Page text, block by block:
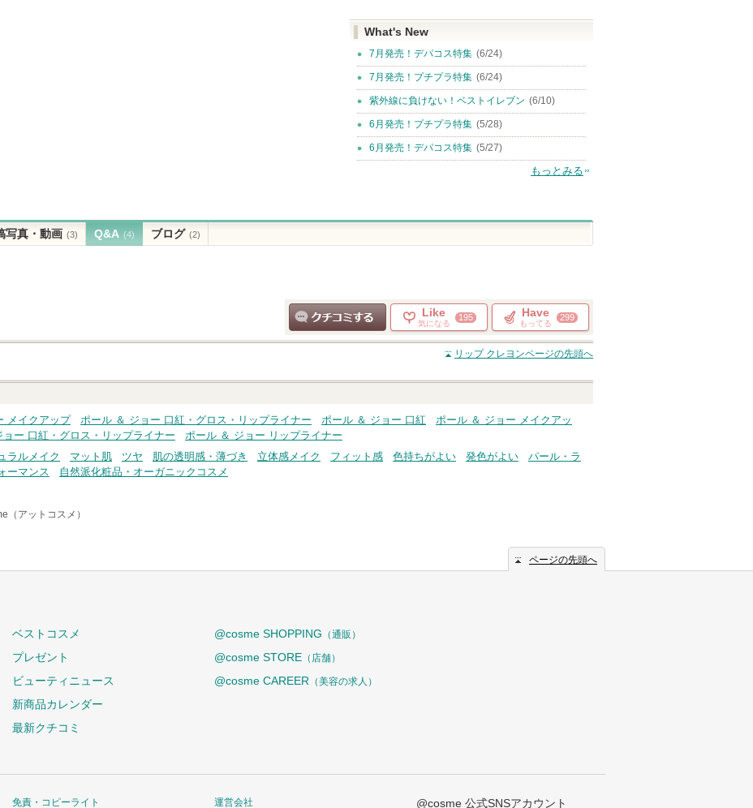
What's New
7月発売！デパコス特集 (6/24)
7月発売！プチプラ特集 (6/24)
紫外線に負けない！ベストイレブン (6/10)
6月発売！プチプラ特集 (5/28)
6月発売！デパコス特集 (5/27)
もっとみる
写真・動画 (3) Q&A (4) ブログ (2)
クチコミする
Like
気になる
195 Have
もってる
299
リップ クレヨンページの先頭へ
メイクアップ ポール ＆ ジョー 口紅・グロス・リップライナー ポール ＆ ジョー 口紅
ポール ＆ ジョー メイクアッ
ー 口紅・グロス・リップライナー
ポール ＆ ジョー リップライナー
ラルメイク マット肌 ツヤ 肌の透明感・薄づき 立体感メイク フィット感 色持ちがよい 発色がよい
パール・ラ
ーマンス 自然派化粧品・オーガニックコスメ
（アットコスメ）
ページの先頭へ
ベストコスメ
プレゼント
ビューティニュース
新商品カレンダー
最新クチコミ
@cosme SHOPPING （通販）
@cosme STORE （店舗）
@cosme CAREER （美容の求人）
免責・コピーライト 運営会社 @cosme 公式SNSアカウント